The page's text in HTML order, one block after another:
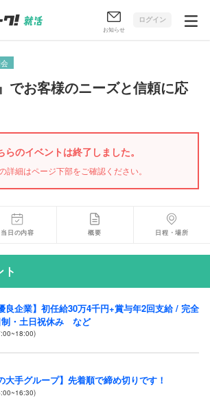
お知らせ
ログイン
でお客様のニーズと信頼に応
らのイベントは終了しました。
詳細はページ下部をご確認ください。
当日の内容 概要 日程・場所
良企業】初任給30万4千円+賞与年2回支給 / 完全
制・土日祝休み など
大手グループ】先着順で締め切りです！